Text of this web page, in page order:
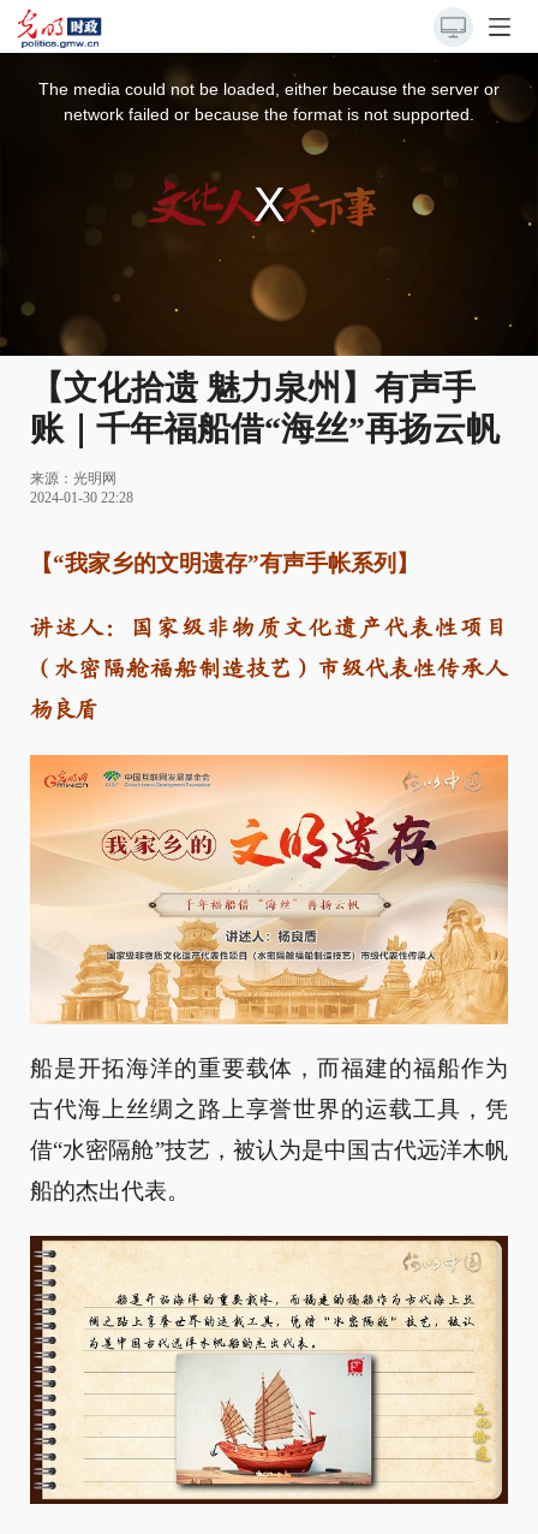
The media could not be loaded, either because the server or
network failed or because the format is not supported.
【文化拾遗 魅力泉州】有声手
账｜千年福船借“海丝”再扬云帆
来源： 光明网
2024-01-30 22:28
【“我家乡的文明遗存”有声手帐系列】
讲述人：国家级非物质文化遗产代表性项目
（水密隔舱福船制造技艺）市级代表性传承人
杨良盾
船是开拓海洋的重要载体，而福建的福船作为
古代海上丝绸之路上享誉世界的运载工具，凭
借“水密隔舱”技艺，被认为是中国古代远洋木帆
船的杰出代表。